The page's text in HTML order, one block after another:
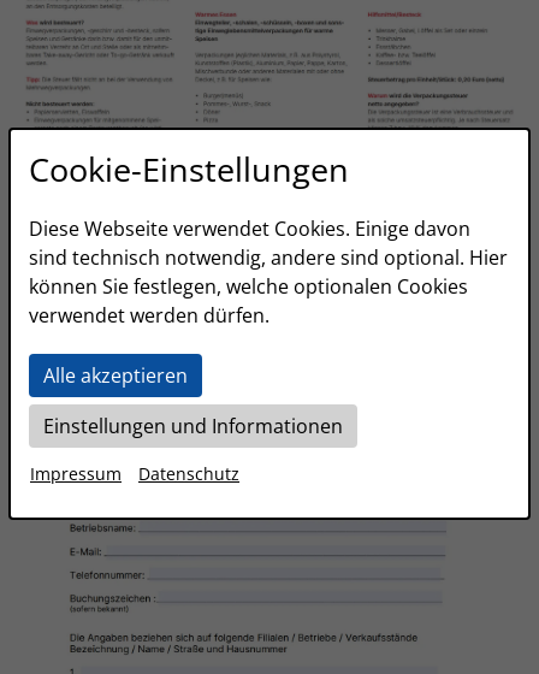
Cookie-Einstellungen
Diese Webseite verwendet Cookies. Einige davon
sind technisch notwendig, andere sind optional. Hier
können Sie festlegen, welche optionalen Cookies
verwendet werden dürfen.
Alle akzeptieren
Einstellungen und Informationen
Impressum Datenschutz